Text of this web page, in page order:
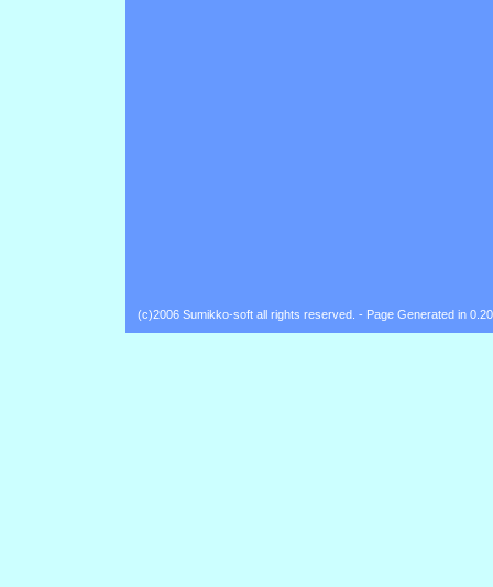
(c)2006 Sumikko-soft all rights reserved. - Page Generated in